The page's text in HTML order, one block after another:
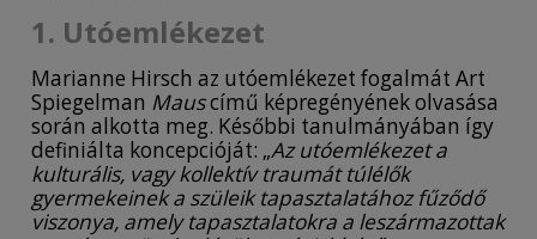
1. Utóemlékezet
Marianne Hirsch az utóemlékezet fogalmát Art
Spiegelman Mauscímű képregényének olvasása
során alkotta meg. Későbbi tanulmányában így
definiálta koncepcióját: „Az utóemlékezet a
kulturális, vagy kollektív traumát túlélők
gyermekeinek a szüleik tapasztalatához fűződő
viszonya, amely tapasztalatokra a leszármazottak